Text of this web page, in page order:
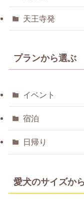
天王寺発
プランから選ぶ
イベント
宿泊
日帰り
愛犬のサイズか